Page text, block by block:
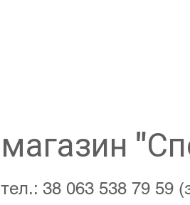
магазин
тел.: 38 063 538 79 59